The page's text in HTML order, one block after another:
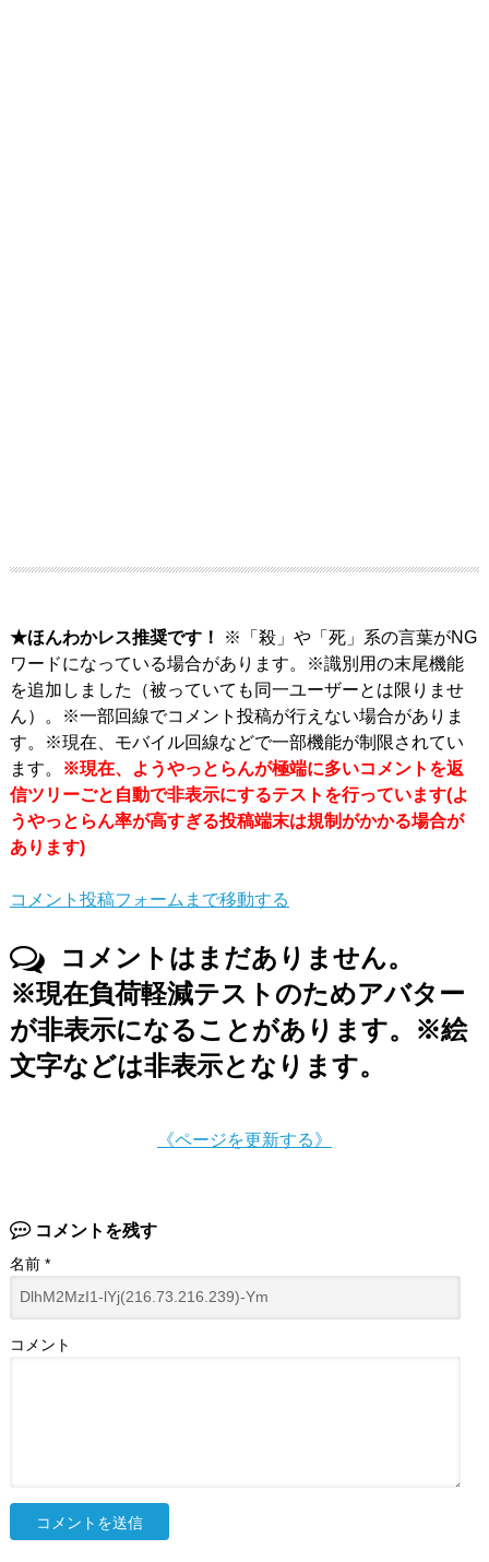
★ほんわかレス推奨です！
※「殺」や「死」系の言葉がNG
ワードになっている場合があります。※識別用の末尾機能
を追加しました（被っていても同一ユーザーとは限りませ
ん）。※一部回線でコメント投稿が行えない場合がありま
す。※現在、モバイル回線などで一部機能が制限されてい
ます。
※現在、ようやっとらんが極端に多いコメントを返
信ツリーごと自動で非表示にするテストを行っています(よ
うやっとらん率が高すぎる投稿端末は規制がかかる場合が
あります)
コメント投稿フォームまで移動する
コメントはまだありません。
※現在負荷軽減テストのためアバター
が非表示になることがあります。※絵
文字などは非表示となります。
《ページを更新する》
コメントを残す
名前 *
コメント